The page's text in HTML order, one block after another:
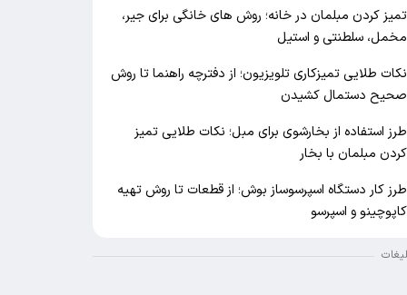
تمیز کردن مبلمان در خانه؛ روش های خانگی برای جیر،
مخمل، سلطنتی و استیل
نکات طلایی تمیزکاری تلویزیون؛ از دفترچه راهنما تا روش
صحیح دستمال کشیدن
طرز استفاده از بخارشوی برای مبل؛ نکات طلایی تمیز
کردن مبلمان با بخار
طرز کار دستگاه اسپرسوساز بوش؛ از قطعات تا روش تهیه
کاپوچینو و اسپرسو